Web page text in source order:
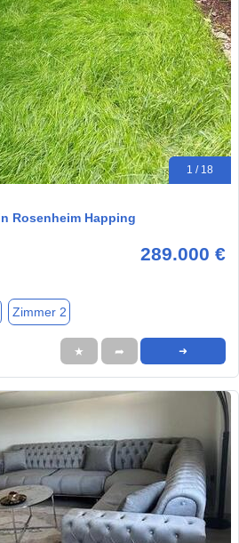
1 / 18
Rosenheim Happing
289.000 €
Zimmer 2
★ ➦ ➜